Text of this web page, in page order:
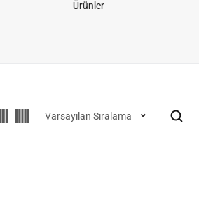
Ürünler
Varsayılan Sıralama